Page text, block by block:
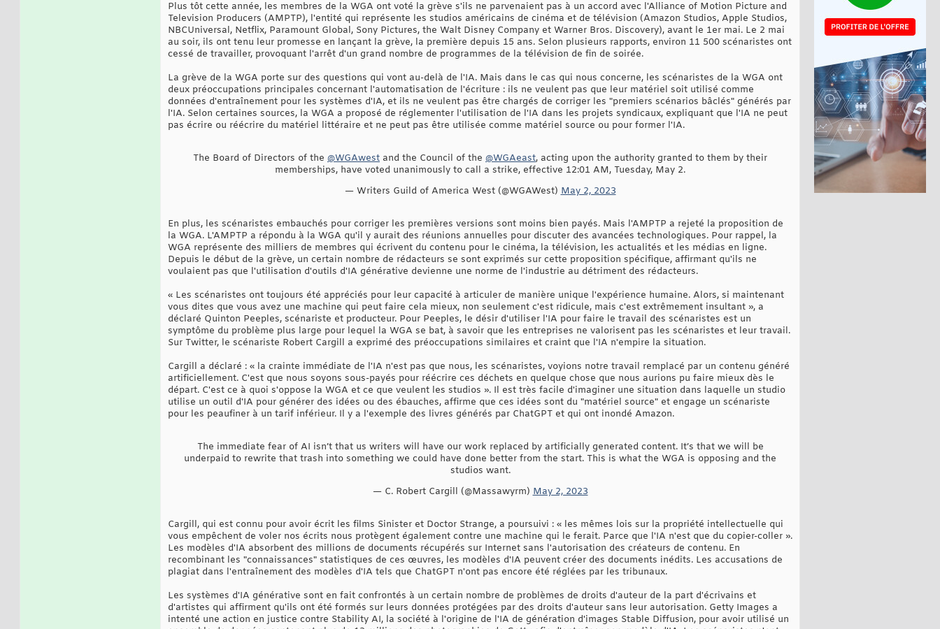
Plus tôt cette année, les membres de la WGA ont voté la grève s'ils ne parvenaient pas à un accord avec l'Alliance of Motion Picture and
Television Producers (AMPTP), l'entité qui représente les studios américains de cinéma et de télévision (Amazon Studios, Apple Studios,
NBCUniversal, Netflix, Paramount Global, Sony Pictures, the Walt Disney Company et Warner Bros. Discovery), avant le 1er mai. Le 2 mai
au soir, ils ont tenu leur promesse en lançant la grève, la première depuis 15 ans. Selon plusieurs rapports, environ 11 500 scénaristes ont
cessé de travailler, provoquant l'arrêt d'un grand nombre de programmes de la télévision de fin de soirée.
La grève de la WGA porte sur des questions qui vont au-delà de l'IA. Mais dans le cas qui nous concerne, les scénaristes de la WGA ont
deux préoccupations principales concernant l'automatisation de l'écriture : ils ne veulent pas que leur matériel soit utilisé comme
données d'entraînement pour les systèmes d'IA, et ils ne veulent pas être chargés de corriger les "premiers scénarios bâclés" générés par
l'IA. Selon certaines sources, la WGA a proposé de réglementer l'utilisation de l'IA dans les projets syndicaux, expliquant que l'IA ne peut
pas écrire ou réécrire du matériel littéraire et ne peut pas être utilisée comme matériel source ou pour former l'IA.
The Board of Directors of the @WGAwest and the Council of the @WGAeast, acting upon the authority granted to them by their
memberships, have voted unanimously to call a strike, effective 12:01 AM, Tuesday, May 2.
— Writers Guild of America West (@WGAWest) May 2, 2023
En plus, les scénaristes embauchés pour corriger les premières versions sont moins bien payés. Mais l'AMPTP a rejeté la proposition de
la WGA. L'AMPTP a répondu à la WGA qu'il y aurait des réunions annuelles pour discuter des avancées technologiques. Pour rappel, la
WGA représente des milliers de membres qui écrivent du contenu pour le cinéma, la télévision, les actualités et les médias en ligne.
Depuis le début de la grève, un certain nombre de rédacteurs se sont exprimés sur cette proposition spécifique, affirmant qu'ils ne
voulaient pas que l'utilisation d'outils d'IA générative devienne une norme de l'industrie au détriment des rédacteurs.
« Les scénaristes ont toujours été appréciés pour leur capacité à articuler de manière unique l'expérience humaine. Alors, si maintenant
vous dites que vous avez une machine qui peut faire cela mieux, non seulement c'est ridicule, mais c'est extrêmement insultant », a
déclaré Quinton Peeples, scénariste et producteur. Pour Peeples, le désir d'utiliser l'IA pour faire le travail des scénaristes est un
symptôme du problème plus large pour lequel la WGA se bat, à savoir que les entreprises ne valorisent pas les scénaristes et leur travail.
Sur Twitter, le scénariste Robert Cargill a exprimé des préoccupations similaires et craint que l'IA n'empire la situation.
Cargill a déclaré : « la crainte immédiate de l'IA n'est pas que nous, les scénaristes, voyions notre travail remplacé par un contenu généré
artificiellement. C'est que nous soyons sous-payés pour réécrire ces déchets en quelque chose que nous aurions pu faire mieux dès le
départ. C'est ce à quoi s'oppose la WGA et ce que veulent les studios ». Il est très facile d'imaginer une situation dans laquelle un studio
utilise un outil d'IA pour générer des idées ou des ébauches, affirme que ces idées sont du "matériel source" et engage un scénariste
pour les peaufiner à un tarif inférieur. Il y a l'exemple des livres générés par ChatGPT et qui ont inondé Amazon.
The immediate fear of AI isn’t that us writers will have our work replaced by artificially generated content. It’s that we will be
underpaid to rewrite that trash into something we could have done better from the start. This is what the WGA is opposing and the
studios want.
— C. Robert Cargill (@Massawyrm) May 2, 2023
Cargill, qui est connu pour avoir écrit les films Sinister et Doctor Strange, a poursuivi : « les mêmes lois sur la propriété intellectuelle qui
vous empêchent de voler nos écrits nous protègent également contre une machine qui le ferait. Parce que l'IA n'est que du copier-coller ».
Les modèles d'IA absorbent des millions de documents récupérés sur Internet sans l'autorisation des créateurs de contenu. En
recombinant les "connaissances" statistiques de ces œuvres, les modèles d'IA peuvent créer des documents inédits. Les accusations de
plagiat dans l'entraînement des modèles d'IA tels que ChatGPT n'ont pas encore été réglées par les tribunaux.
Les systèmes d'IA générative sont en fait confrontés à un certain nombre de problèmes de droits d'auteur de la part d'écrivains et
d'artistes qui affirment qu'ils ont été formés sur leurs données protégées par des droits d'auteur sans leur autorisation. Getty Images a
intenté une action en justice contre Stability AI, la société à l'origine de l'IA de génération d'images Stable Diffusion, pour avoir utilisé un